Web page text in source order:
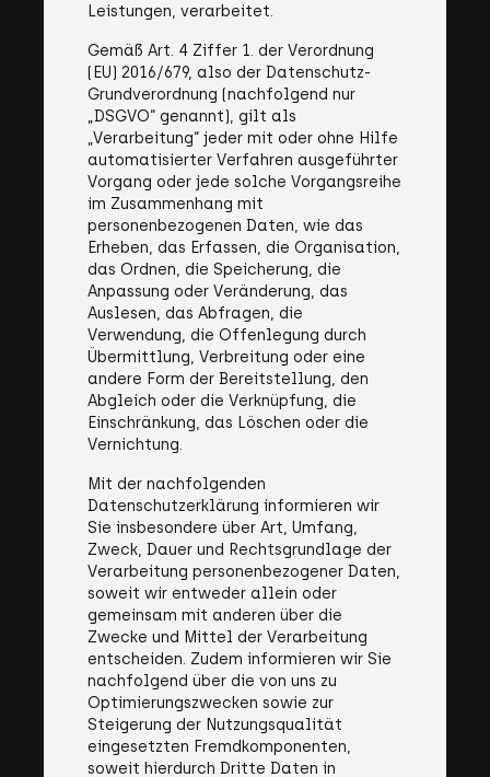
Leistungen, verarbeitet.
Gemäß Art. 4 Ziffer 1. der Verordnung
(EU) 2016/679, also der Datenschutz-
Grundverordnung (nachfolgend nur
„DSGVO“ genannt), gilt als
„Verarbeitung“ jeder mit oder ohne Hilfe
automatisierter Verfahren ausgeführter
Vorgang oder jede solche Vorgangsreihe
im Zusammenhang mit
personenbezogenen Daten, wie das
Erheben, das Erfassen, die Organisation,
das Ordnen, die Speicherung, die
Anpassung oder Veränderung, das
Auslesen, das Abfragen, die
Verwendung, die Offenlegung durch
Übermittlung, Verbreitung oder eine
andere Form der Bereitstellung, den
Abgleich oder die Verknüpfung, die
Einschränkung, das Löschen oder die
Vernichtung.
Mit der nachfolgenden
Datenschutzerklärung informieren wir
Sie insbesondere über Art, Umfang,
Zweck, Dauer und Rechtsgrundlage der
Verarbeitung personenbezogener Daten,
soweit wir entweder allein oder
gemeinsam mit anderen über die
Zwecke und Mittel der Verarbeitung
entscheiden. Zudem informieren wir Sie
nachfolgend über die von uns zu
Optimierungszwecken sowie zur
Steigerung der Nutzungsqualität
eingesetzten Fremdkomponenten,
soweit hierdurch Dritte Daten in